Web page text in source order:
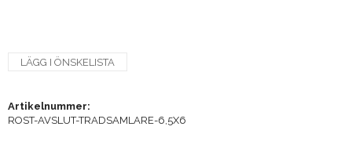
LÄGG I ÖNSKELISTA
Artikelnummer:
ROST-AVSLUT-TRADSAMLARE-6,5X6